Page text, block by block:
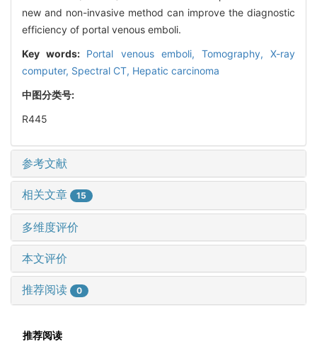
new and non-invasive method can improve the diagnostic
efficiency of portal venous emboli.
Key words: Portal venous emboli, Tomography, X-ray
computer, Spectral CT, Hepatic carcinoma
中图分类号:
R445
参考文献
相关文章 15
多维度评价
本文评价
推荐阅读 0